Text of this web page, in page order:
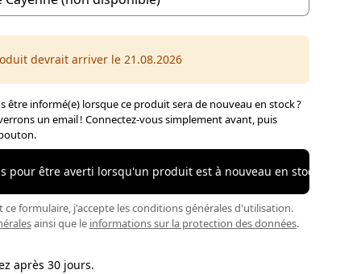
devrait arriver le 21.08.2026
être informé(e) lorsque ce produit sera de nouveau en stock ?
un email ! Connectez-vous simplement avant, puis
pour être averti lorsqu'un produit est à nouveau en stock
ce formulaire, j'accepte les conditions générales d'utilisation.
ainsi que le informations sur la protection des données.
après 30 jours.